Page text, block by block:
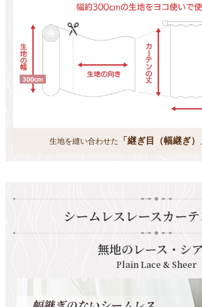
生地を縫い合わせた 「継ぎ目（幅継ぎ
シームレスレースカー
無地のレース・シ
Plain Lace & Sheer